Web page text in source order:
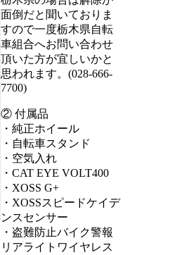
面倒だと聞いておりま
すので一度栃木県自転
車組合へお問い合わせ
頂いた方が宜しいかと
思われます。(028-666-
7700)
② 付属品
・純正ホイール
・自転車スタンド
・空気入れ
・CAT EYE VOLT400
・XOSS G+
・XOSSスピードケイデ
ンスセンサー
・盗難防止バイク警報
リアライトワイヤレス